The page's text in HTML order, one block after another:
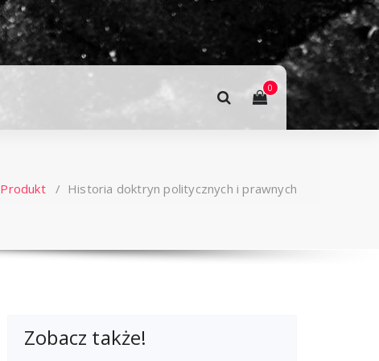
0
Produkt/ Historia doktryn politycznych i prawnych
Zobacz także!